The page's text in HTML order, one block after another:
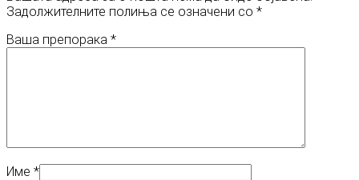
Задолжителните полиња се означени со *
Ваша препорака *
Име *